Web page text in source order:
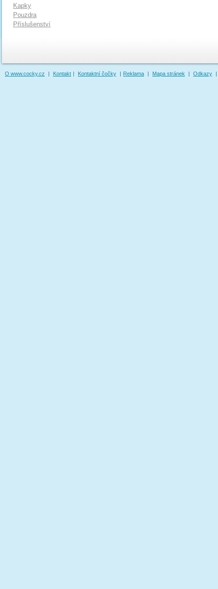
Kapky
Pouzdra
Příslušenství
O www.cocky.cz | Kontakt | Kontaktní čočky | Reklama | Mapa stránek | Odkazy |